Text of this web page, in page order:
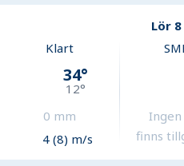
Lör
Klart
34°
12°
0 mm
4 (8) m/s
Ingen
finns